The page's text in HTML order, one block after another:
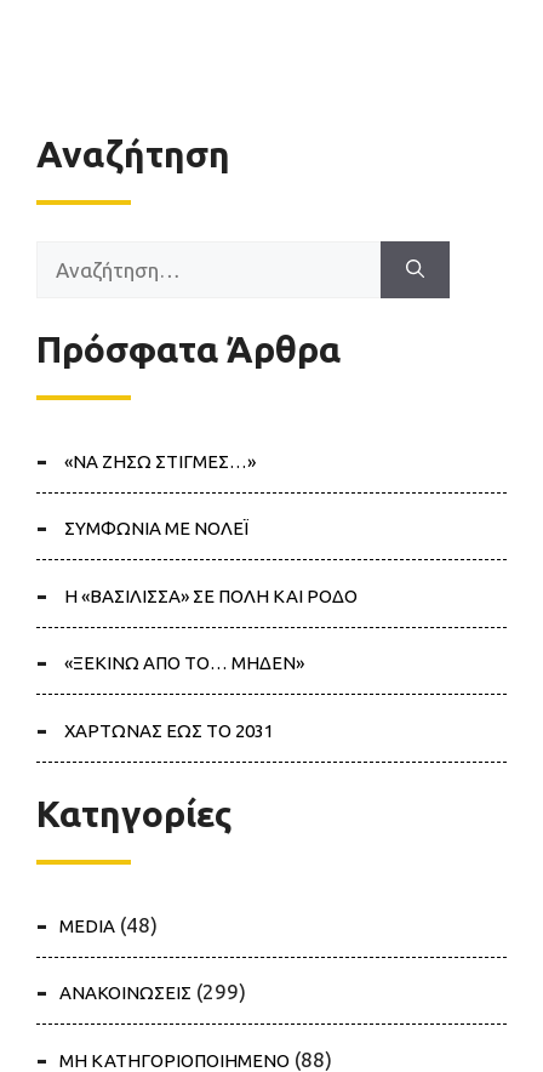
Αναζήτηση
για:
Πρόσφατα Άρθρα
«ΝΑ ΖΗΣΩ ΣΤΙΓΜΕΣ…»
ΣΥΜΦΩΝΙΑ ΜΕ ΝΟΛΕΪ
Η «ΒΑΣΙΛΙΣΣΑ» ΣΕ ΠΟΛΗ ΚΑΙ ΡΟΔΟ
«ΞΕΚΙΝΩ ΑΠΟ ΤΟ… ΜΗΔΕΝ»
ΧΑΡΤΩΝΑΣ ΕΩΣ ΤΟ 2031
Κατηγορίες
MEDIA (48)
ΑΝΑΚΟΙΝΩΣΕΙΣ (299)
ΜΗ ΚΑΤΗΓΟΡΙΟΠΟΙΗΜΕΝΟ (88)